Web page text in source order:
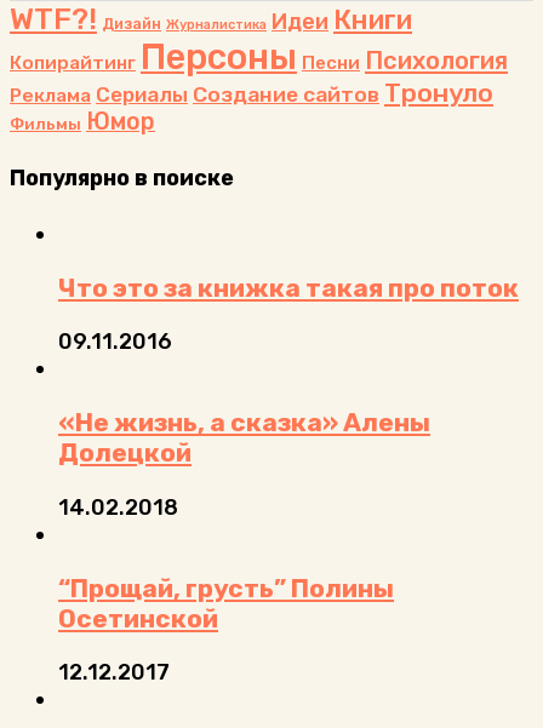
WTF?! Дизайн Журналистика Идеи Книги
Копирайтинг Персоны Песни Психология
Реклама Сериалы Создание сайтов Тронуло
Фильмы Юмор
Популярно в поиске
Что это за книжка такая про поток
09.11.2016
«Не жизнь, а сказка» Алены
Долецкой
14.02.2018
“Прощай, грусть” Полины
Осетинской
12.12.2017